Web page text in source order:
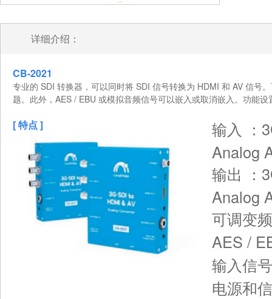
详细介绍：
CB-2021
专业的 SDI 转换器，可以同时将 SDI 信号转换为 HDMI 和 AV 信号
题。此外，AES / EBU 或模拟音频信号可以嵌入或取消嵌入。功能
[ 特点 ]
输入 ：
Analog
输出 ：
Analog
可调变
AES /
输入信
电源和